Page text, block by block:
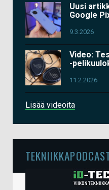
Uusi
Google
9.3.2026
Video:
-
11.2.2026
Lisää videoita